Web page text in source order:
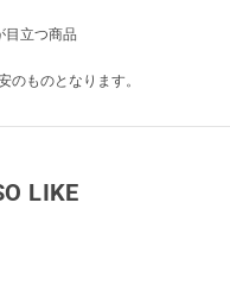
立つ商品
のものとなります。
LIKE